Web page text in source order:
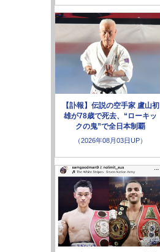
【訃報】伝説の空手家 盧山初
雄が78歳で死去、“ローキッ
クの鬼”で全日本制覇
（2026年08月03日UP）